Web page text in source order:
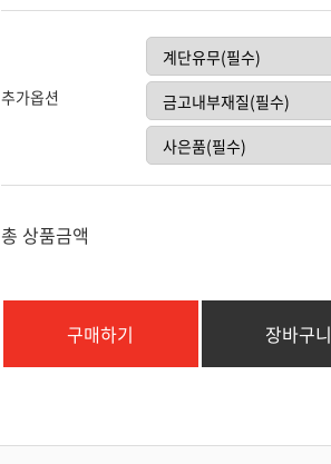
추가옵션
총 상품금액
구매하기 장바구니